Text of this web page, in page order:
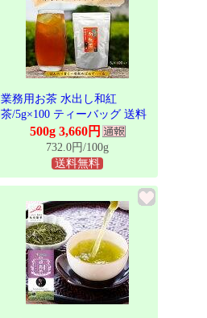
業務用お茶 水出し和紅
茶/5g×100 ティーバッグ 送料
無料 産地直送 猿島茶 お買い
得品 茨城県 簡単 便利 後片付
けだってラクラク TBG-104
500g 3,660円
732.0円/100g
送料無料